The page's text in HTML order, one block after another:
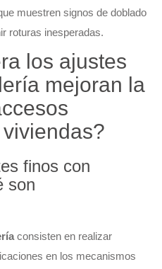
muestren signos de doblado
roturas inesperadas.
los ajustes
mejoran la
finos con
son
consisten en realizar
en los mecanismos